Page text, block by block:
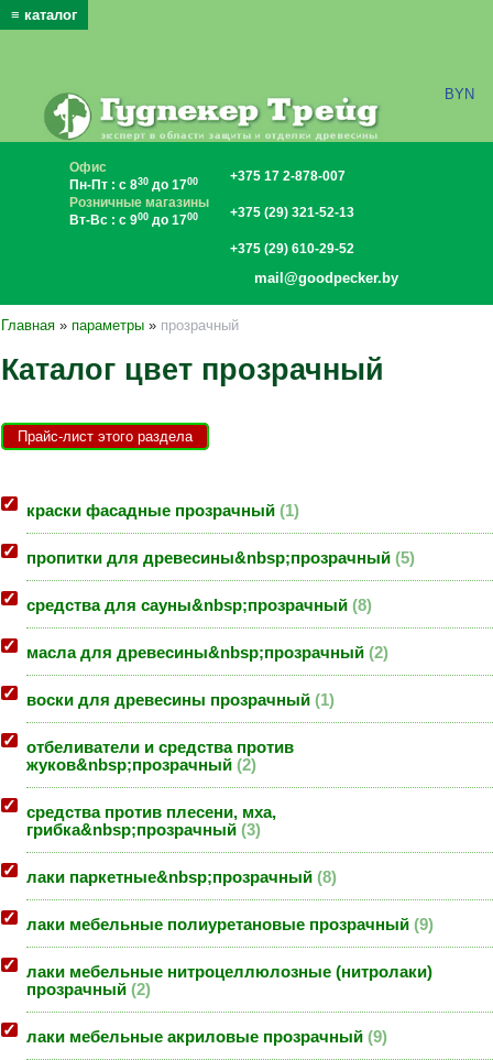
x
≡ каталог
BYN
Офис
Пн-Пт : с 830 до 1700
Розничные магазины
Вт-Вс : с 900 до 1700
+375 17 2-878-007
+375 (29) 321-52-13
+375 (29) 610-29-52
mail@goodpecker.by
Главная » параметры » прозрачный
Каталог цвет прозрачный
Прайс-лист этого раздела
краски фасадные прозрачный 1
пропитки для древесины&nbsp;прозрачный 5
средства для сауны&nbsp;прозрачный 8
масла для древесины&nbsp;прозрачный 2
воски для древесины прозрачный 1
отбеливатели и средства против
жуков&nbsp;прозрачный 2
средства против плесени, мха,
грибка&nbsp;прозрачный 3
лаки паркетные&nbsp;прозрачный 8
лаки мебельные полиуретановые прозрачный 9
лаки мебельные нитроцеллюлозные (нитролаки)
прозрачный 2
лаки мебельные акриловые прозрачный 9